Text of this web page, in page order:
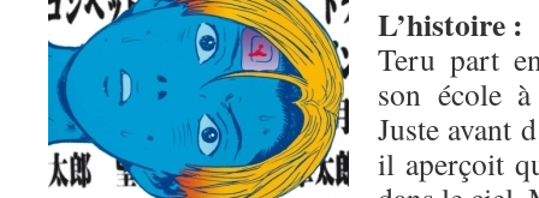
L’histoire :
Teru part
son école
Juste avant
il aperçoit